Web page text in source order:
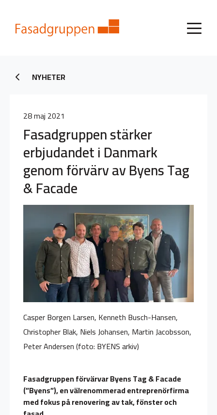
NYHETER
28 maj 2021
Fasadgruppen stärker
erbjudandet i Danmark
genom förvärv av Byens Tag
& Facade
Casper Borgen Larsen, Kenneth Busch-Hansen,
Christopher Blak, Niels Johansen, Martin Jacobsson,
Peter Andersen (foto: BYENS arkiv)
Fasadgruppen förvärvar Byens Tag & Facade
(”Byens”), en välrenommerad entreprenörfirma
med fokus på renovering av tak, fönster och